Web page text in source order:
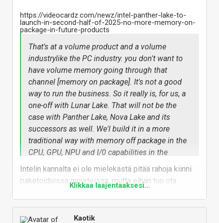
https://videocardz.com/newz/intel-panther-lake-to-
launch-in-second-half-of-2025-no-more-memory-on-
package-in-future-products
That's at a volume product and a volume
industrylike the PC industry. you don't want to
have volume memory going through that
channel [memory on package]. It's not a good
way to run the business. So it really is, for us, a
one-off with Lunar Lake. That will not be the
case with Panther Lake, Nova Lake and its
successors as well. We'l build it in a more
traditional way with memory off package in the
CPU, GPU, NPU and I/0 capabilities in the
package. But volume memory will be off
package in the roadmap going forward.
Pat Gelsinger, Intel CEO during Q&A Q3 2024
Earnings Call
Intelin kannalta ei ole mielekästä pitää rahoja kiinni
paketoiduissa muisteissa, mutta eihän tuo ota
mitenkään kantaa miten valmistajat asian hoitavat.
Vastaa
Klikkaa laajentaaksesi...
Kaotik